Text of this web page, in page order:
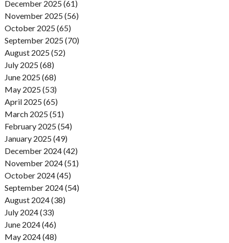
December 2025 (61)
November 2025 (56)
October 2025 (65)
September 2025 (70)
August 2025 (52)
July 2025 (68)
June 2025 (68)
May 2025 (53)
April 2025 (65)
March 2025 (51)
February 2025 (54)
January 2025 (49)
December 2024 (42)
November 2024 (51)
October 2024 (45)
September 2024 (54)
August 2024 (38)
July 2024 (33)
June 2024 (46)
May 2024 (48)